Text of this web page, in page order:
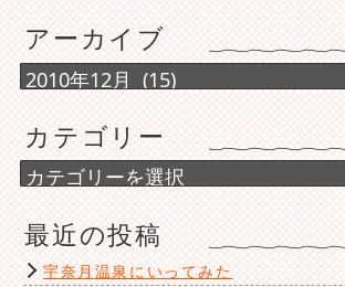
アーカイブ
ア
ー
イ
ブ
カテゴリー
カ
テ
リ
ー
最近の投稿
宇奈月温泉にいってみた